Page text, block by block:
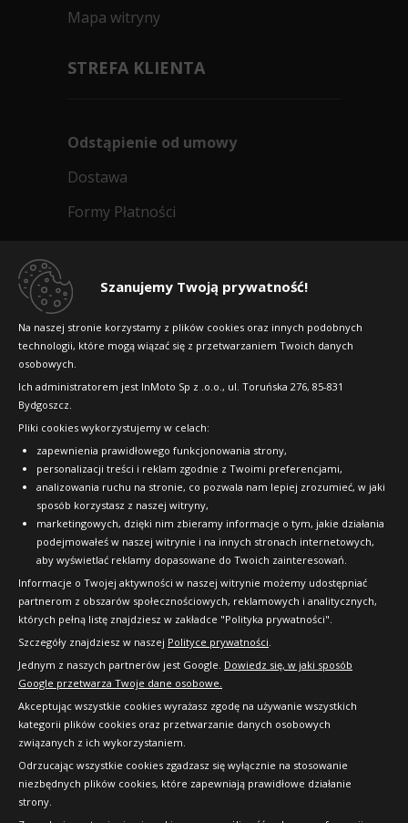
Szanujemy Twoją prywatność!
Na naszej stronie korzystamy z plików cookies oraz innych podobnych
technologii, które mogą wiązać się z przetwarzaniem Twoich danych
osobowych.
Ich administratorem jest InMoto Sp z .o.o., ul. Toruńska 276, 85-831
Bydgoszcz.
Pliki cookies wykorzystujemy w celach:
zapewnienia prawidłowego funkcjonowania strony,
personalizacji treści i reklam zgodnie z Twoimi preferencjami,
analizowania ruchu na stronie, co pozwala nam lepiej zrozumieć, w jaki
sposób korzystasz z naszej witryny,
marketingowych, dzięki nim zbieramy informacje o tym, jakie działania
podejmowałeś w naszej witrynie i na innych stronach internetowych,
aby wyświetlać reklamy dopasowane do Twoich zainteresowań.
Informacje o Twojej aktywności w naszej witrynie możemy udostępniać
partnerom z obszarów społecznościowych, reklamowych i analitycznych,
których pełną listę znajdziesz w zakładce "Polityka prywatności".
Szczegóły znajdziesz w naszej Polityce prywatności.
Jednym z naszych partnerów jest Google. Dowiedz się, w jaki sposób
Google przetwarza Twoje dane osobowe.
Akceptując wszystkie cookies wyrażasz zgodę na używanie wszystkich
kategorii plików cookies oraz przetwarzanie danych osobowych
związanych z ich wykorzystaniem.
Odrzucając wszystkie cookies zgadzasz się wyłącznie na stosowanie
niezbędnych plików cookies, które zapewniają prawidłowe działanie
strony.
Mapa witryny
STREFA KLIENTA
Odstąpienie od umowy
Dostawa
Formy Płatności
Dlaczego warto kupić w 24opony.pl
Raty
FAQ
OFICJALNY PARTNER
Copyright © 2010-2026 24opony.pl. Wszelkie